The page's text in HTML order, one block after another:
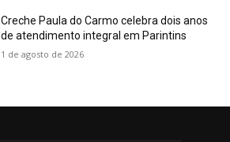
Creche Paula do Carmo celebra dois anos
de atendimento integral em Parintins
1 de agosto de 2026